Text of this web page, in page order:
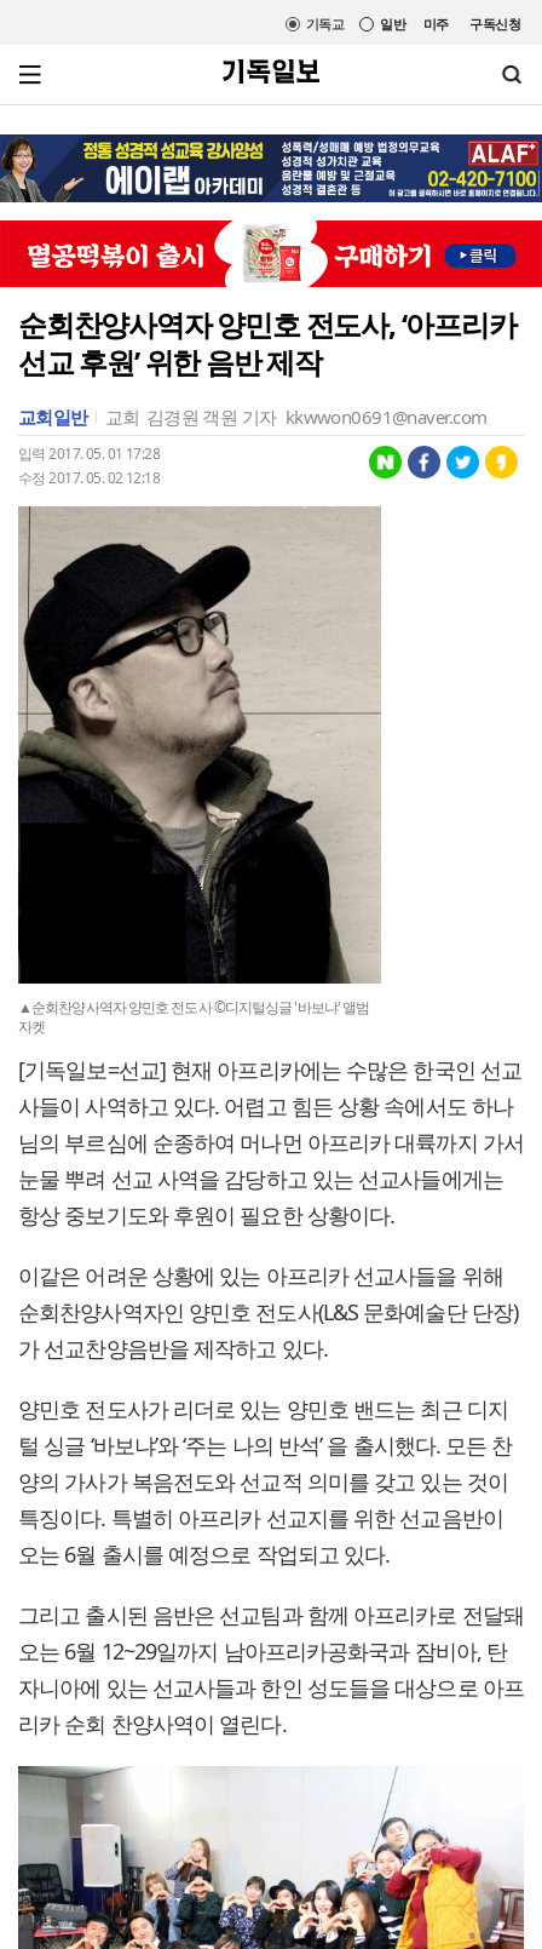
미주 구독신청
일반
기독교
순회찬양사역자 양민호 전도사, ‘아프리카
선교 후원’ 위한 음반 제작
교회일반 교회 김경원 객원 기자 kkwwon0691@naver.com
입력 2017. 05. 01 17:28
수정 2017. 05. 02 12:18
▲순회찬양사역자 양민호 전도사 ©디지털싱글 '바보냐' 앨범
자켓
[기독일보=선교] 현재 아프리카에는 수많은 한국인 선교
사들이 사역하고 있다. 어렵고 힘든 상황 속에서도 하나
님의 부르심에 순종하여 머나먼 아프리카 대륙까지 가서
눈물 뿌려 선교 사역을 감당하고 있는 선교사들에게는
항상 중보기도와 후원이 필요한 상황이다.
이같은 어려운 상황에 있는 아프리카 선교사들을 위해
순회찬양사역자인 양민호 전도사(L&S 문화예술단 단장)
가 선교찬양음반을 제작하고 있다.
양민호 전도사가 리더로 있는 양민호 밴드는 최근 디지
털 싱글 ‘바보냐’와 ‘주는 나의 반석’ 을 출시했다. 모든 찬
양의 가사가 복음전도와 선교적 의미를 갖고 있는 것이
특징이다. 특별히 아프리카 선교지를 위한 선교음반이
오는 6월 출시를 예정으로 작업되고 있다.
그리고 출시된 음반은 선교팀과 함께 아프리카로 전달돼
오는 6월 12~29일까지 남아프리카공화국과 잠비아, 탄
자니아에 있는 선교사들과 한인 성도들을 대상으로 아프
리카 순회 찬양사역이 열린다.